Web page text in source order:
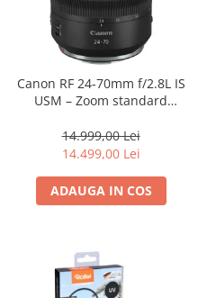
Canon RF 24-70mm f/2.8L IS
USM – Zoom standard
14.999,00 Lei
14.499,00 Lei
ADAUGA IN COS